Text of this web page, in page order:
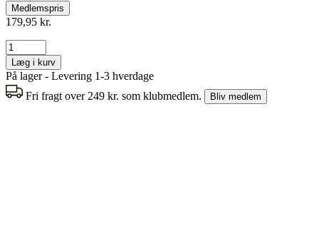
Medlemspris
179,95 kr.
Læg i kurv
På lager - Levering 1-3 hverdage
Fri fragt over 249 kr. som klubmedlem.
Bliv medlem